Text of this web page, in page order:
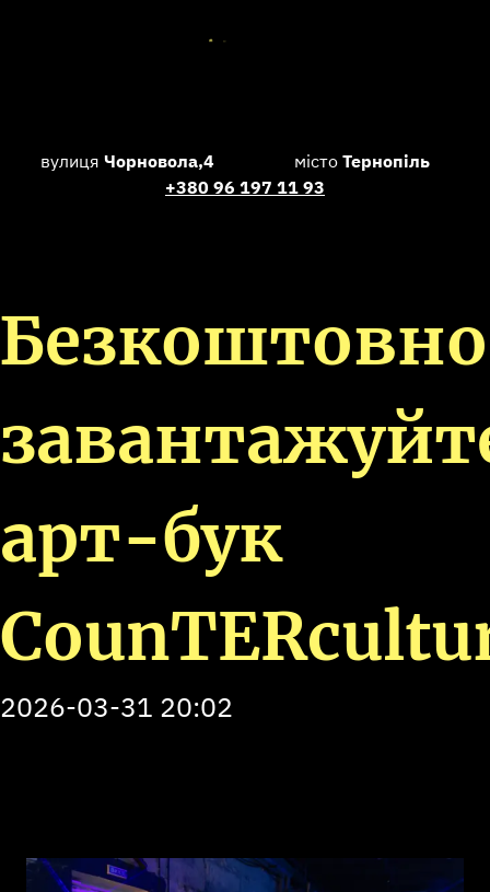
вулицяЧорновола,4 містоТернопіль
+380 96 197 11 93
Безкоштовно
арт-бук
2026-03-31 20:02